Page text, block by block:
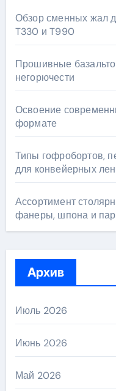
Обзор сменных жал
T330 и T990
Прошивные
негорючести
Освоение
формате
Типы гофробортов,
для конвейерных
Ассортимент
фанеры, шпона и
Архив
Июль 2026
Июнь 2026
Май 2026